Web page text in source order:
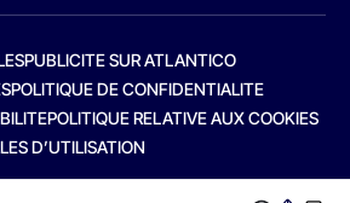
PUBLICITE SUR ATLANTICO
POLITIQUE DE CONFIDENTIALITE
POLITIQUE RELATIVE AUX COOKIES
D’UTILISATION